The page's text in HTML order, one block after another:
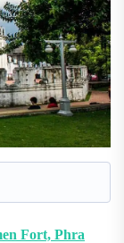
Fort, Phra